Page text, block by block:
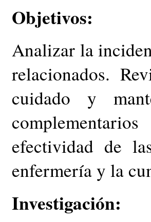
Objetivos:
Analizar la
relacionados.
cuidado y
efectividad de
enfermería y la
Investigación: